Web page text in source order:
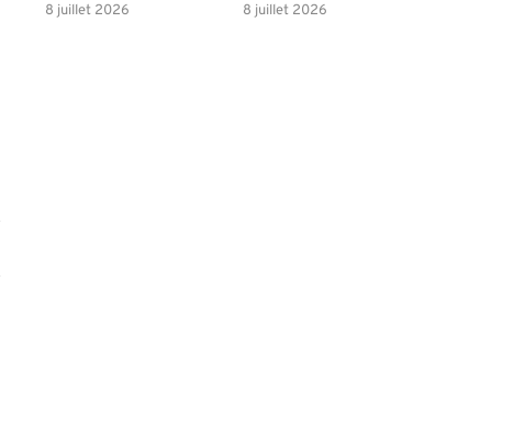
8 juillet 2026 8 juillet 2026